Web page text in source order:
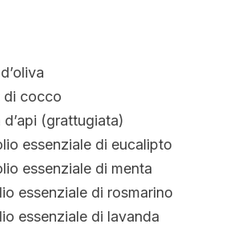
di cocco
d’api (grattugiata)
essenziale di eucalipto
essenziale di menta
essenziale di rosmarino
essenziale di lavanda